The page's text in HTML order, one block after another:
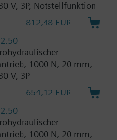
V, 3P, Notstellfunktion
812,48 EUR
1000 N, 20 mm,
V, 3P
654,12 EUR
1000 N, 20 mm,